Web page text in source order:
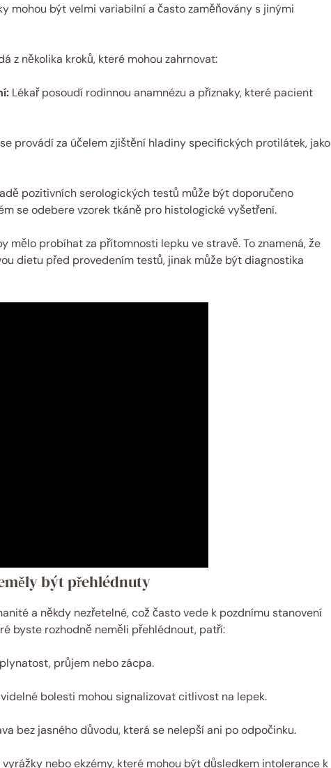
mohou být velmi variabilní a často zaměňovány s jinými
z několika kroků, které mohou zahrnovat:
Lékař posoudí rodinnou anamnézu a příznaky, které pacient
provádí za účelem zjištění hladiny specifických protilátek, jako
pozitivních serologických testů může být doporučeno
se odebere vzorek tkáně pro histologické vyšetření.
mělo probíhat za přítomnosti lepku ve stravě. To znamená, že
dietu před provedením testů, jinak může být diagnostika
být přehlédnuty
a někdy nezřetelné, což často vede k pozdnímu stanovení
byste rozhodně neměli přehlédnout, patří:
průjem nebo zácpa.
bolesti mohou signalizovat citlivost na lepek.
bez jasného důvodu, která se nelepší ani po odpočinku.
nebo ekzémy, které mohou být důsledkem intolerance k